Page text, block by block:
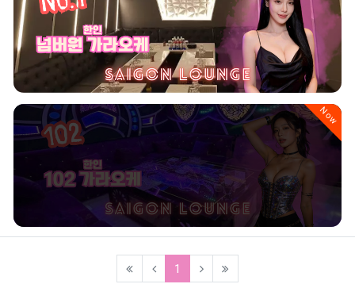
Now
1 (current)